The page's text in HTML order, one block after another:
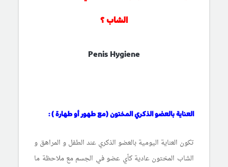
الشاب ؟
Penis Hygiene
العناية بالعضو الذكري المختون (مع طهور أو طهارة ) :
تكون العناية اليومية بالعضو الذكري عند الطفل و المراهق و
الشاب المختون عادية كأي عضو في الجسم مع ملاحظة ما